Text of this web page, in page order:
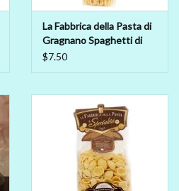
La Fabbrica della Pasta di
Gragnano Spaghetti di
Gragnano IGP
$7.50